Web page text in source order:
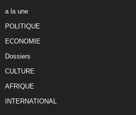
a la une
POLITIQUE
ECONOMIE
Dossiers
CULTURE
AFRIQUE
INTERNATIONAL